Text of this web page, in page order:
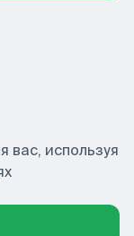
используя